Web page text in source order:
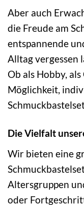
Aber auch
die Freude am
entspannende
Alltag vergessen
Ob als Hobby,
Möglichkeit,
Die Vielfalt
Wir bieten eine
Altersgruppen
oder